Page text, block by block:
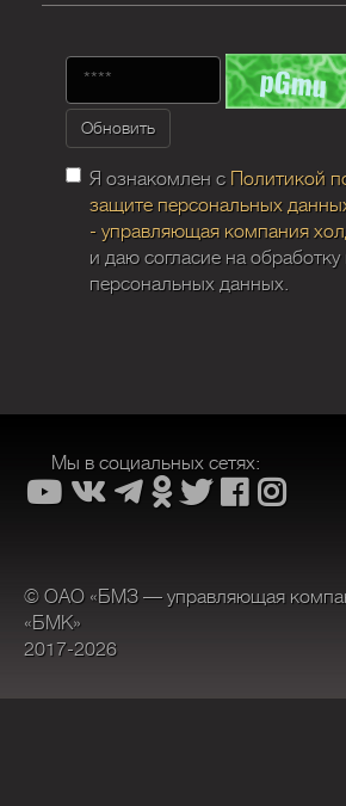
Обновить
Я ознакомлен с Политикой
защите персональных
- управляющая компания
и даю согласие на
персональных данных.
Мы в социальных сетях:
© ОАО «БМЗ — управляющая
«БМК»
2017-2026